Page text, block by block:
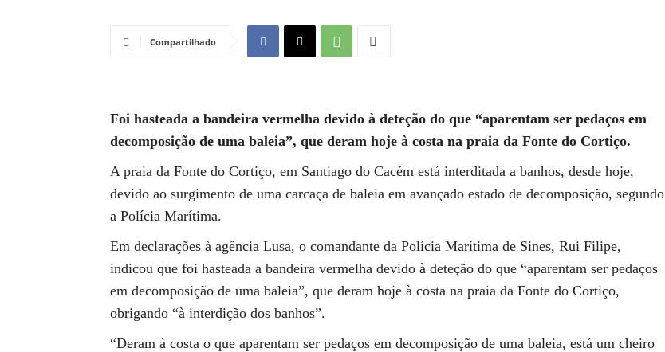
Compartilhado
Foi hasteada a bandeira vermelha devido à deteção do que “aparentam ser pedaços em
decomposição de uma baleia”, que deram hoje à costa na praia da Fonte do Cortiço.
A praia da Fonte do Cortiço, em Santiago do Cacém está interditada a banhos, desde hoje,
devido ao surgimento de uma carcaça de baleia em avançado estado de decomposição, segundo
a Polícia Marítima.
Em declarações à agência Lusa, o comandante da Polícia Marítima de Sines, Rui Filipe,
indicou que foi hasteada a bandeira vermelha devido à deteção do que “aparentam ser pedaços
em decomposição de uma baleia”, que deram hoje à costa na praia da Fonte do Cortiço,
obrigando “à interdição dos banhos”.
“Deram à costa o que aparentam ser pedaços em decomposição de uma baleia, está um cheiro